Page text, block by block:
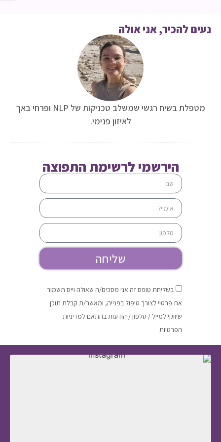
להכיר, אני אולה
מטפלת בשיח רגשי שמשלב טכניקות של NLP ופרחי באך
לאיזון פנימי.
הירשמי לרשימת התפוצה
בשליחת טופס זה אני מסכים/ה שאולה וייס תשמור
את פרטיי לצורך טיפול בפנייה, ומאשר/ת קבלת תוכן
שיווקי למייל / טלפון / הודעות בהתאם למדיניות
שליחה